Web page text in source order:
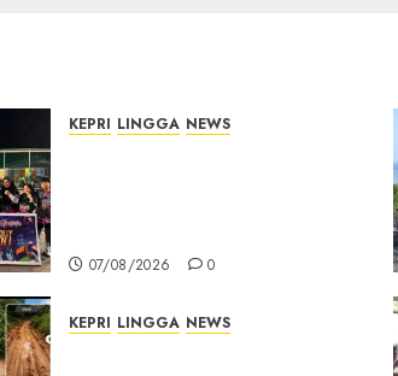
KEPRI LINGGA NEWS
07/08/2026 0
KEPRI LINGGA NEWS